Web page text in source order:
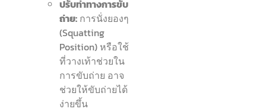
ปรับท่าทางการขับ
ถ่าย: การนั่งยองๆ
(Squatting
Position) หรือใช้
ที่วางเท้าช่วยใน
การขับถ่าย อาจ
ช่วยให้ขับถ่ายได้
ง่ายขึ้น